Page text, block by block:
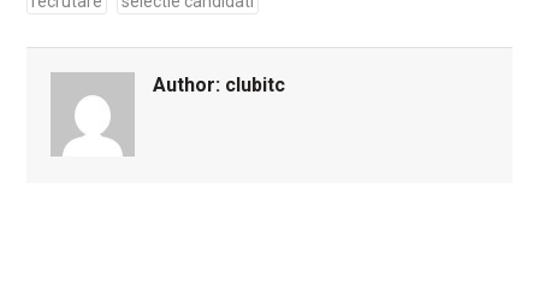
Author: clubitc